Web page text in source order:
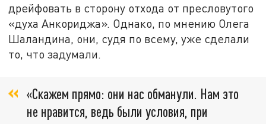
дрейфовать в сторону отхода от пресловутого
«духа Анкориджа». Однако, по мнению Олега
Шаландина, они, судя по всему, уже сделали
то, что задумали.
«Скажем прямо: они нас обманули. Нам это
не нравится, ведь были условия, при